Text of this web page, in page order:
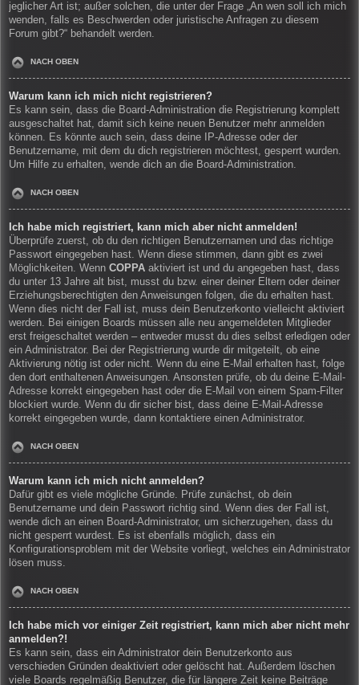
jeglicher Art ist; außer solchen, die unter der Frage „An wen soll ich mich
wenden, falls es Beschwerden oder juristische Anfragen zu diesem
Forum gibt?“ behandelt werden.
NACH OBEN
Warum kann ich mich nicht registrieren?
Es kann sein, dass die Board-Administration die Registrierung komplett
ausgeschaltet hat, damit sich keine neuen Benutzer mehr anmelden
können. Es könnte auch sein, dass deine IP-Adresse oder der
Benutzername, mit dem du dich registrieren möchtest, gesperrt wurden.
Um Hilfe zu erhalten, wende dich an die Board-Administration.
NACH OBEN
Ich habe mich registriert, kann mich aber nicht anmelden!
Überprüfe zuerst, ob du den richtigen Benutzernamen und das richtige
Passwort eingegeben hast. Wenn diese stimmen, dann gibt es zwei
Möglichkeiten. Wenn COPPA aktiviert ist und du angegeben hast, dass
du unter 13 Jahre alt bist, musst du bzw. einer deiner Eltern oder deiner
Erziehungsberechtigten den Anweisungen folgen, die du erhalten hast.
Wenn dies nicht der Fall ist, muss dein Benutzerkonto vielleicht aktiviert
werden. Bei einigen Boards müssen alle neu angemeldeten Mitglieder
erst freigeschaltet werden – entweder musst du dies selbst erledigen oder
ein Administrator. Bei der Registrierung wurde dir mitgeteilt, ob eine
Aktivierung nötig ist oder nicht. Wenn du eine E-Mail erhalten hast, folge
den dort enthaltenen Anweisungen. Ansonsten prüfe, ob du deine E-Mail-
Adresse korrekt eingegeben hast oder die E-Mail von einem Spam-Filter
blockiert wurde. Wenn du dir sicher bist, dass deine E-Mail-Adresse
korrekt eingegeben wurde, dann kontaktiere einen Administrator.
NACH OBEN
Warum kann ich mich nicht anmelden?
Dafür gibt es viele mögliche Gründe. Prüfe zunächst, ob dein
Benutzername und dein Passwort richtig sind. Wenn dies der Fall ist,
wende dich an einen Board-Administrator, um sicherzugehen, dass du
nicht gesperrt wurdest. Es ist ebenfalls möglich, dass ein
Konfigurationsproblem mit der Website vorliegt, welches ein Administrator
lösen muss.
NACH OBEN
Ich habe mich vor einiger Zeit registriert, kann mich aber nicht mehr
anmelden?!
Es kann sein, dass ein Administrator dein Benutzerkonto aus
verschieden Gründen deaktiviert oder gelöscht hat. Außerdem löschen
viele Boards regelmäßig Benutzer, die für längere Zeit keine Beiträge